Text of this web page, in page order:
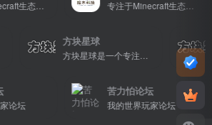
专注于Minecraft生态建设 专注于Minecraft生态建设
方块星球
苦力怕论坛
我的世界玩家论坛